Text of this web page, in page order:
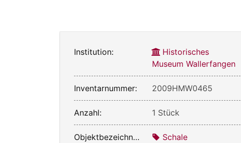
Institution:
Historisches
Museum Wallerfangen
Inventarnummer: 2009HMW0465
Anzahl: 1 Stück
Objektbezeichnung: Schale